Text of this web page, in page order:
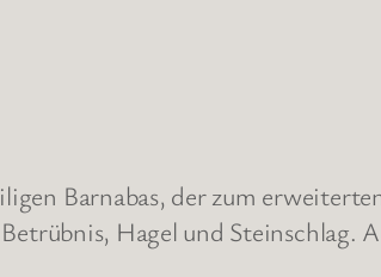
Barnabas, der zum
Hagel und Steinschlag.